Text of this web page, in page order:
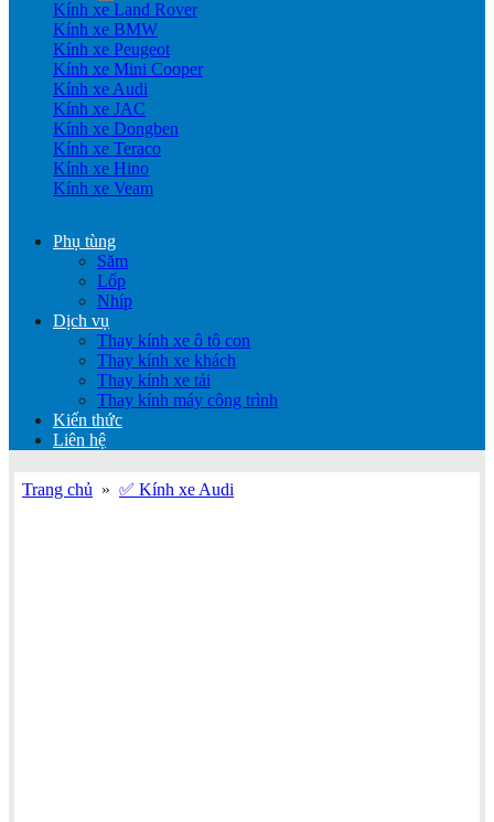
Kính xe Land Rover
Kính xe BMW
Kính xe Peugeot
Kính xe Mini Cooper
Kính xe Audi
Kính xe JAC
Kính xe Dongben
Kính xe Teraco
Kính xe Hino
Kính xe Veam
Phụ tùng
Săm
Lốp
Nhíp
Dịch vụ
Thay kính xe ô tô con
Thay kính xe khách
Thay kính xe tải
Thay kính máy công trình
Kiến thức
Liên hệ
Trang chủ » ✅ Kính xe Audi